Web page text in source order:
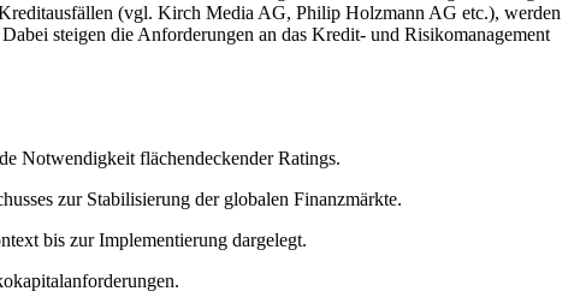
(vgl. Kirch Media AG, Philip Holzmann AG etc.), werden
steigen die Anforderungen an das Kredit- und Risikomanagement
Notwendigkeit flächendeckender Ratings.
zur Stabilisierung der globalen Finanzmärkte.
bis zur Implementierung dargelegt.